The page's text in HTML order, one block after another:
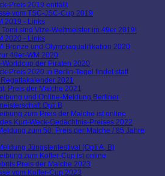
Preis 2019 entfällt
vom TSC-JSC-Cup 2019
2019 - Links
Tomi sind Vize-Weltmeister im 49er 2019!
2020 - Links
Bronze und Olympiaqualifikation 2020
49er-WM 2020
Worldcup der Piraten 2020
Preis 2020 in Berlin-Tegel findet statt
2021
Preis der Malche 2021
und Online-Meldung Berliner
Opti B
zum Preis der Malche ist online
Kurt-Weck-Gedächtnis-Preises 2022
zum 50. Preis der Malche / 85 Jahre
Jüngstenfestival (Opti A, B)
zum Koffer-Cup ist online
Preis der Malche 2023
vom Koffer-Cup 2023